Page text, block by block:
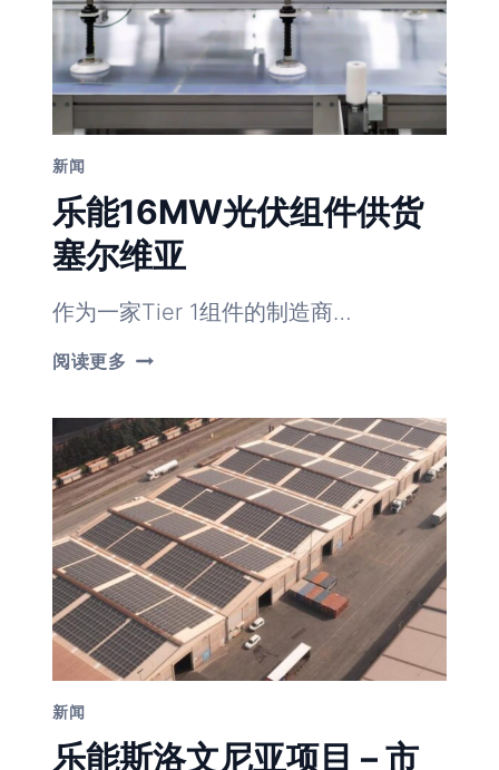
新闻
乐能16MW光伏组件供货
塞尔维亚
作为一家Tier 1组件的制造商…
阅读更多 乐
光
伏
组
件
供
货
塞
尔
维
亚
新闻
乐能斯洛文尼亚项目 – 市